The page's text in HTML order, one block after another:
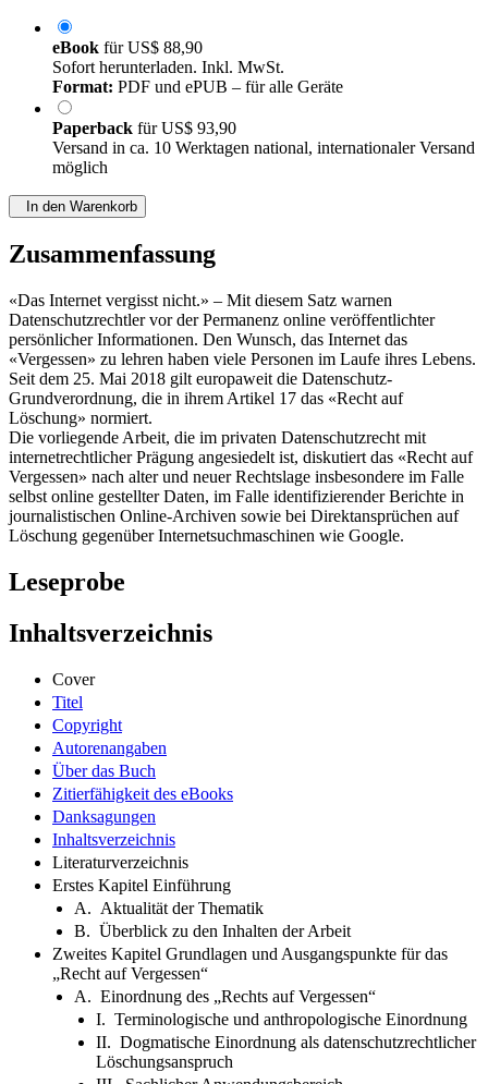
eBook fürUS$ 88,90
Sofort herunterladen. Inkl. MwSt.
Format: PDF und ePUB – für alle Geräte
Paperback fürUS$ 93,90
Versand in ca. 10 Werktagen national, internationaler Versand
möglich
In den Warenkorb
Zusammenfassung
«Das Internet vergisst nicht.» – Mit diesem Satz warnen
Datenschutzrechtler vor der Permanenz online veröffentlichter
persönlicher Informationen. Den Wunsch, das Internet das
«Vergessen» zu lehren haben viele Personen im Laufe ihres Lebens.
Seit dem 25. Mai 2018 gilt europaweit die Datenschutz-
Grundverordnung, die in ihrem Artikel 17 das «Recht auf
Löschung» normiert.
Die vorliegende Arbeit, die im privaten Datenschutzrecht mit
internetrechtlicher Prägung angesiedelt ist, diskutiert das «Recht auf
Vergessen» nach alter und neuer Rechtslage insbesondere im Falle
selbst online gestellter Daten, im Falle identifizierender Berichte in
journalistischen Online-Archiven sowie bei Direktansprüchen auf
Löschung gegenüber Internetsuchmaschinen wie Google.
Leseprobe
Inhaltsverzeichnis
Cover
Titel
Copyright
Autorenangaben
Über das Buch
Zitierfähigkeit des eBooks
Danksagungen
Inhaltsverzeichnis
Literaturverzeichnis
Erstes Kapitel Einführung
A. Aktualität der Thematik
B. Überblick zu den Inhalten der Arbeit
Zweites Kapitel Grundlagen und Ausgangspunkte für das
„Recht auf Vergessen“
A. Einordnung des „Rechts auf Vergessen“
I. Terminologische und anthropologische Einordnung
II. Dogmatische Einordnung als datenschutzrechtlicher
Löschungsanspruch